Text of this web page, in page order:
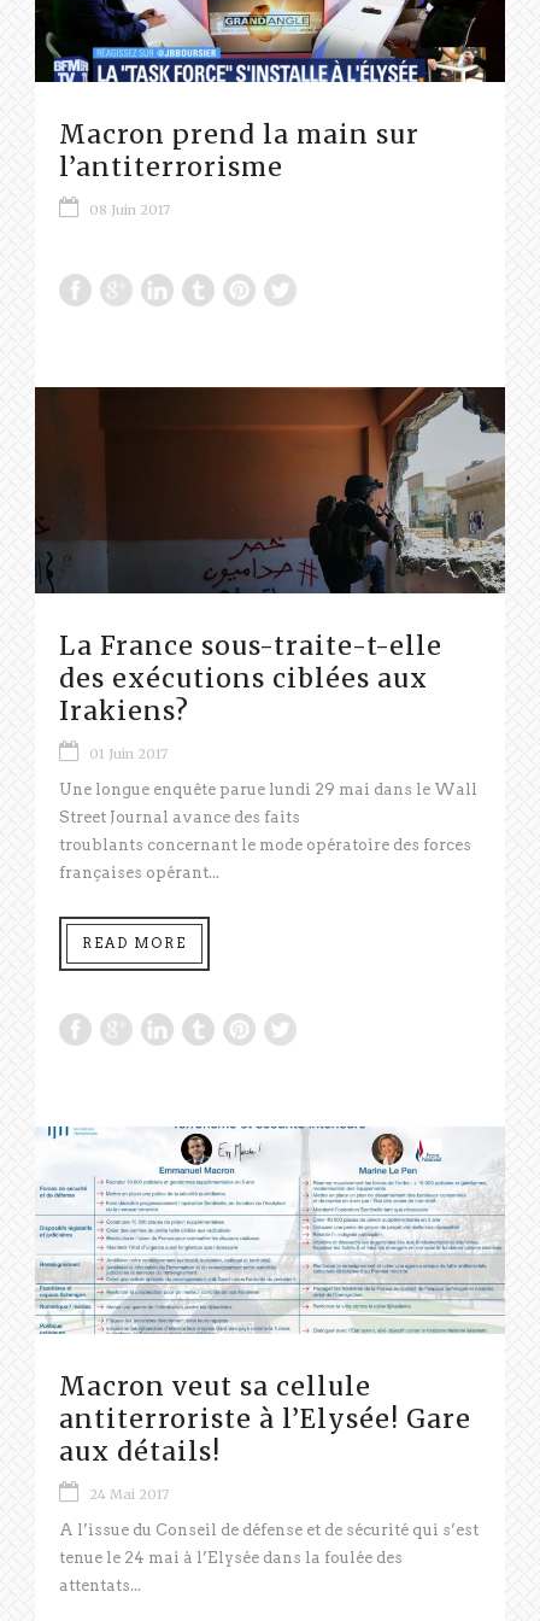
Macron prend la main sur
l’antiterrorisme
08 Juin 2017
La France sous-traite-t-elle
des exécutions ciblées aux
Irakiens?
01 Juin 2017
Une longue enquête parue lundi 29 mai dans le Wall
Street Journal avance des faits
troublants concernant le mode opératoire des forces
françaises opérant...
READ MORE
Macron veut sa cellule
antiterroriste à l’Elysée! Gare
aux détails!
24 Mai 2017
A l’issue du Conseil de défense et de sécurité qui s’est
tenue le 24 mai à l’Elysée dans la foulée des
attentats...